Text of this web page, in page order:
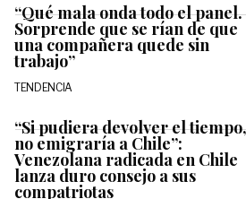
“Qué mala onda todo el panel.
Sorprende que se rían de que
una compañera quede sin
trabajo”
TENDENCIA
“Si pudiera devolver el tiempo,
no emigraría a Chile”:
Venezolana radicada en Chile
lanza duro consejo a sus
compatriotas